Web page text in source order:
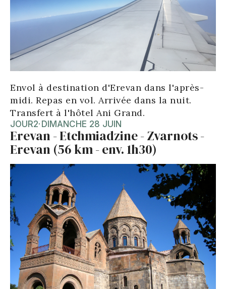
Envol à destination d'Erevan dans l'après-
midi. Repas en vol. Arrivée dans la nuit.
Transfert à l'hôtel Ani Grand.
JOUR2· DIMANCHE 28 JUIN
Erevan - Etchmiadzine - Zvarnots -
Erevan (56 km - env. 1h30)